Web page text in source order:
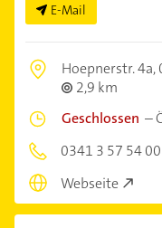
E-Mail
Hoepnerstr. 4a,
2,9 km
Geschlossen –
0341 3 57 54 00
Webseite